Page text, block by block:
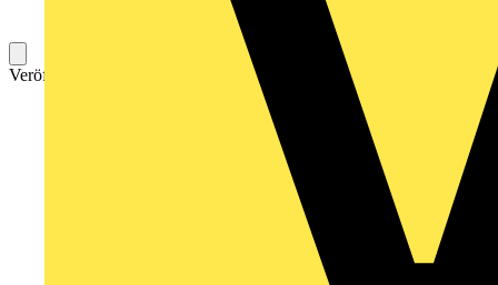
Veröffentlicht: 27. Februar 2025 Kategorie: News